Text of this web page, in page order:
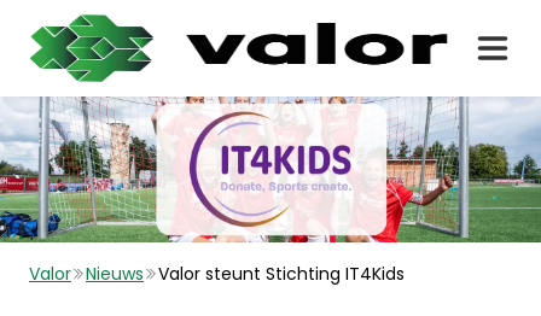
Valor Nieuws Valor steunt Stichting IT4Kids